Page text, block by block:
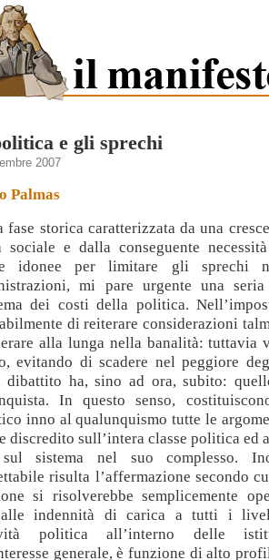
e gli sprechi
2007
Palmas
fase storica caratterizzata da una
sociale e dalla conseguente
idonee per limitare gli sprechi
mi pare urgente una
dei costi della politica.
di reiterare considerazioni
alla lunga nella banalità: tuttavia
evitando di scadere nel peggiore
dibattito ha, sino ad ora, subito:
In questo senso,
inno al qualunquismo tutte le
discredito sull’intera classe politica ed
sistema nel suo complesso.
risulta l’affermazione secondo
si risolverebbe semplicemente
indennità di carica a tutti i
politica all’interno delle
generale, è funzione di alto